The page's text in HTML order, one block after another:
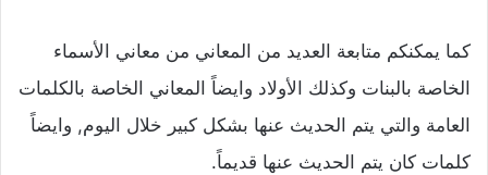
كما يمكنكم متابعة العديد من المعاني من معاني الأسماء
الخاصة بالبنات وكذلك الأولاد وايضاً المعاني الخاصة بالكلمات
العامة والتي يتم الحديث عنها بشكل كبير خلال اليوم, وايضاً
كلمات كان يتم الحديث عنها قديماً.